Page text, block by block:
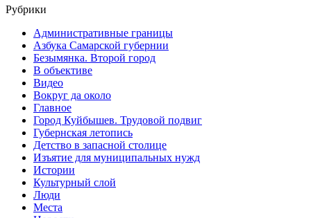
Рубрики
Административные границы
Азбука Самарской губернии
Безымянка. Второй город
В объективе
Видео
Вокруг да около
Главное
Город Куйбышев. Трудовой подвиг
Губернская летопись
Детство в запасной столице
Изъятие для муниципальных нужд
Истории
Культурный слой
Люди
Места